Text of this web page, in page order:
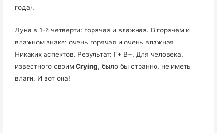
года).
Луна в 1-й четверти: горячая и влажная. В горячем и
влажном знаке: очень горячая и очень влажная.
Никаких аспектов. Результат: Г+ В+. Для человека,
известного своимCrying, было бы странно, не иметь
влаги. И вот она!